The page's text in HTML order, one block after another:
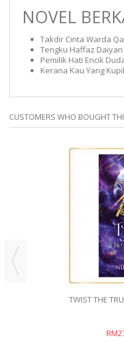
NOVEL
Takdir Cinta Warda
Tengku Haffaz Daiyan
Pemilik Hati Encik
Kerana Kau Yang
CUSTOMERS WHO BOUGHT
TWIST THE